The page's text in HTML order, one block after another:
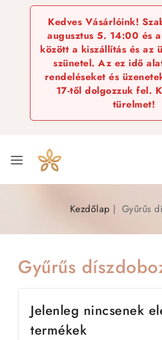
Kedves Vásárlóink!
augusztus 5. 14:00 és
között a kiszállítás és az
szünetel. Az ez idő
rendeléseket és
17-től dolgozzuk fel.
türelmet!
Kezdőlap Gyűrűs
Gyűrűs
Jelenleg nincsenek
termékek